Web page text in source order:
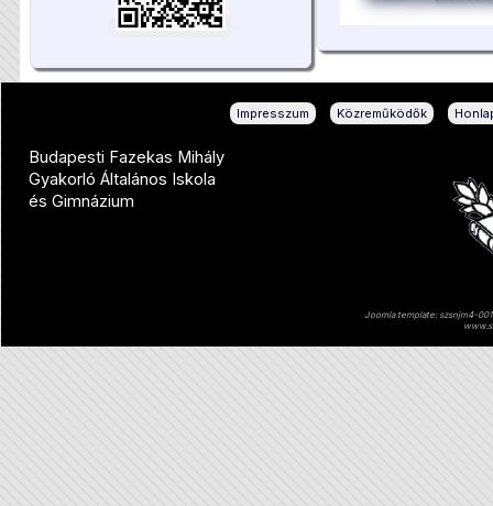
Impresszum Közreműködők
Budapesti Fazekas Mihály
Gyakorló Általános Iskola
és Gimnázium
Joomla template: szsnjm4-